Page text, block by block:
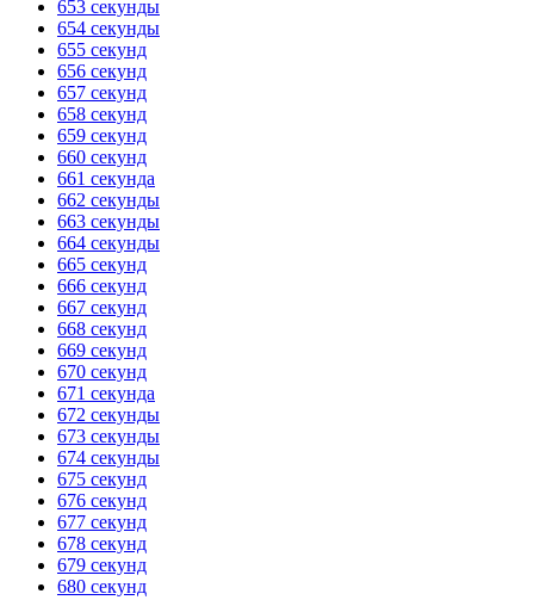
653 секунды
654 секунды
655 секунд
656 секунд
657 секунд
658 секунд
659 секунд
660 секунд
661 секунда
662 секунды
663 секунды
664 секунды
665 секунд
666 секунд
667 секунд
668 секунд
669 секунд
670 секунд
671 секунда
672 секунды
673 секунды
674 секунды
675 секунд
676 секунд
677 секунд
678 секунд
679 секунд
680 секунд